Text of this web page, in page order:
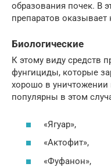
образования почек. В
препаратов
Биологические
К этому виду средств
фунгициды, которые
хорошо в уничтожении
популярны в этом
«Ягуар»,
«Актофит»,
«Фуфанон»,